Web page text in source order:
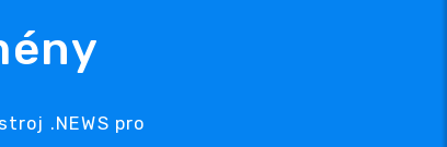
.NEWS pro